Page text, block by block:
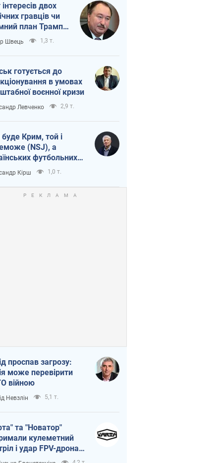
інтересів двох
гравців чи
план Трампа
Швець 1,3 т.
готується до
в умовах
воєнної кризи
Левченко 2,9 т.
Крим, той і
(NSJ), а
футбольних
можуть
вбивцями
Кірш 1,0 т.
проспав загрозу:
може перевірити
війною
Невзлін 5,1 т.
та "Новатор"
кулеметний
і удар FPV-дрона,
життя